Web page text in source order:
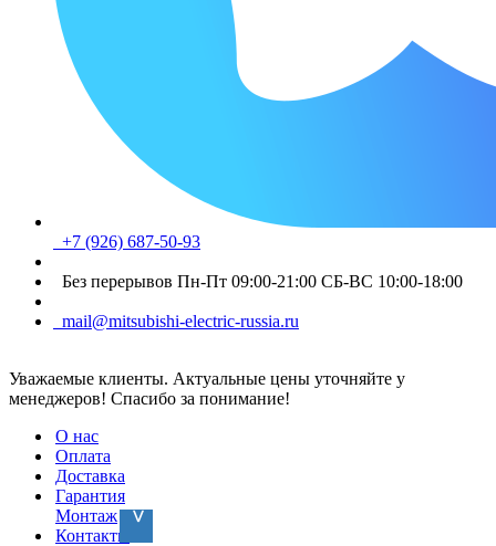
+7 (926) 687-50-93
Без перерывов Пн-Пт 09:00-21:00 СБ-ВС 10:00-18:00
mail@mitsubishi-electric-russia.ru
Уважаемые клиенты. Актуальные цены уточняйте у
менеджеров! Спасибо за понимание!
О нас
Оплата
Доставка
Гарантия
Монтаж
Контакты